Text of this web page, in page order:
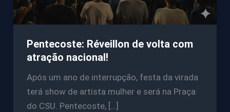
Pentecoste: Réveillon de volta com
atração nacional!
Após um ano de interrupção, festa da virada
terá show de artista mulher e será na Praça
do CSU. Pentecoste, […]